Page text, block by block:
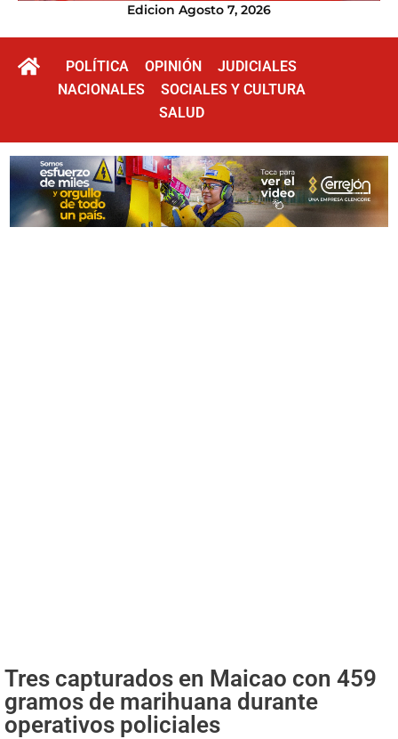
Edicion Agosto 7, 2026
POLÍTICA OPINIÓN
JUDICIALES
NACIONALES
SOCIALES Y CULTURA
SALUD
Tres capturados en Maicao con 459
gramos de marihuana durante
operativos policiales